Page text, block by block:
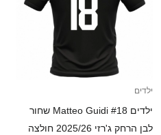
ילדים
ילדים Matteo Guidi #18 שחור
לבן הרחק ג'רזי 2025/26 חולצה